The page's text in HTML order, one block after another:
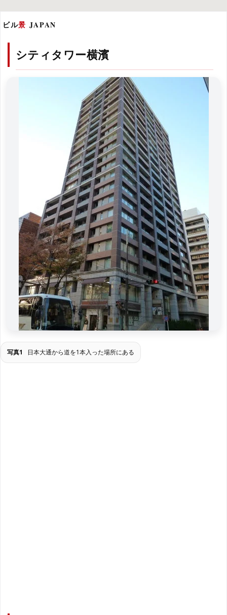
ビル景 JAPAN
シティタワー横濱
写真1 日本大通から道を1本入った場所にある